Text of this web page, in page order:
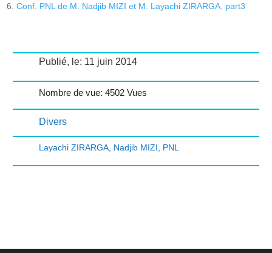
Conf. PNL de M. Nadjib MIZI et M. Layachi ZIRARGA, part3
Publié, le: 11 juin 2014
Nombre de vue: 4502 Vues
Divers
Layachi ZIRARGA, Nadjib MIZI PNL